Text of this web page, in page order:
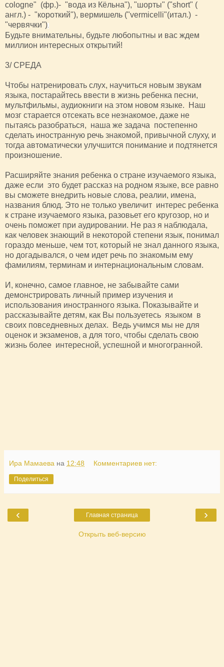
cologne" (фр.)- "вода из Кёльна"), "шорты" ("short" (
англ.) - "короткий"), вермишель ("vermicelli"(итал.) -
"червячки").
Будьте внимательны, будьте любопытны и вас ждем
миллион интересных открытий!
3/ СРЕДА
Чтобы натренировать слух, научиться новым звукам
языка, постарайтесь ввести в жизнь ребенка песни,
мультфильмы, аудиокниги на этом новом языке. Наш
мозг старается отсекать все незнакомое, даже не
пытаясь разобраться, наша же задача постепенно
сделать иностранную речь знакомой, привычной слуху, и
тогда автоматически улучшится понимание и подтянется
произношение.
Расширяйте знания ребенка о стране изучаемого языка,
даже если это будет рассказ на родном языке, все равно
вы сможете внедрить новые слова, реалии, имена,
названия блюд. Это не только увеличит интерес ребенка
к стране изучаемого языка, разовьет его кругозор, но и
очень поможет при аудировании. Не раз я наблюдала,
как человек знающий в некоторой степени язык, понимал
гораздо меньше, чем тот, который не знал данного языка,
но догадывался, о чем идет речь по знакомым ему
фамилиям, терминам и интернациональным словам.
И, конечно, самое главное, не забывайте сами
демонстрировать личный пример изучения и
использования иностранного языка. Показывайте и
рассказывайте детям, как Вы пользуетесь языком в
своих повседневных делах. Ведь учимся мы не для
оценок и экзаменов, а для того, чтобы сделать свою
жизнь более интересной, успешной и многогранной.
Ира Мамаева на 12:48 Комментариев нет:
Поделиться
‹ ›
Главная страница
Открыть веб-версию